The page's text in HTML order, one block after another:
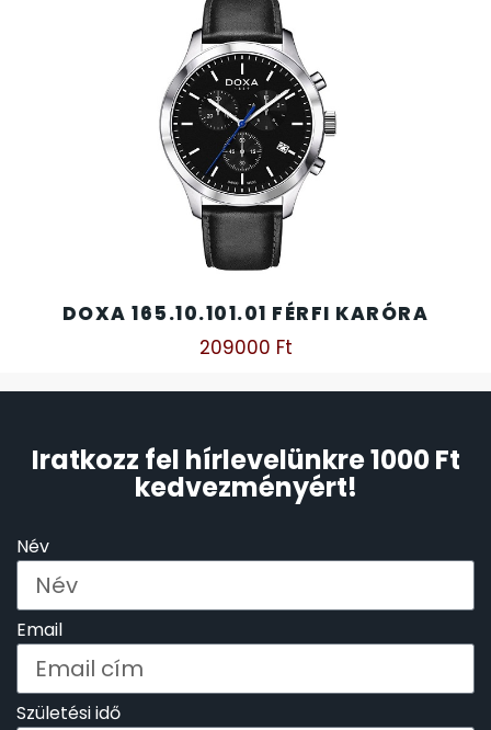
DOXA 165.10.101.01 FÉRFI KARÓRA
209000 Ft
Iratkozz fel hírlevelünkre 1000 Ft
kedvezményért!
Név
Email
Születési idő